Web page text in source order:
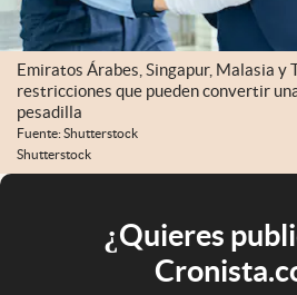
Emiratos Árabes, Singapur, Malasia y
restricciones que pueden convertir
pesadilla
Fuente: Shutterstock
Shutterstock
¿Quieres